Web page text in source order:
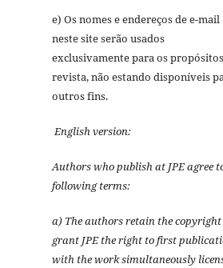
e) Os nomes e endereços de e-mail
neste site serão usados
exclusivamente para os
revista, não estando disponíveis
outros fins.
English version:
Authors who publish at JPE agree
following terms:
a) The authors retain the
grant JPE the right to first
with the work simultaneously